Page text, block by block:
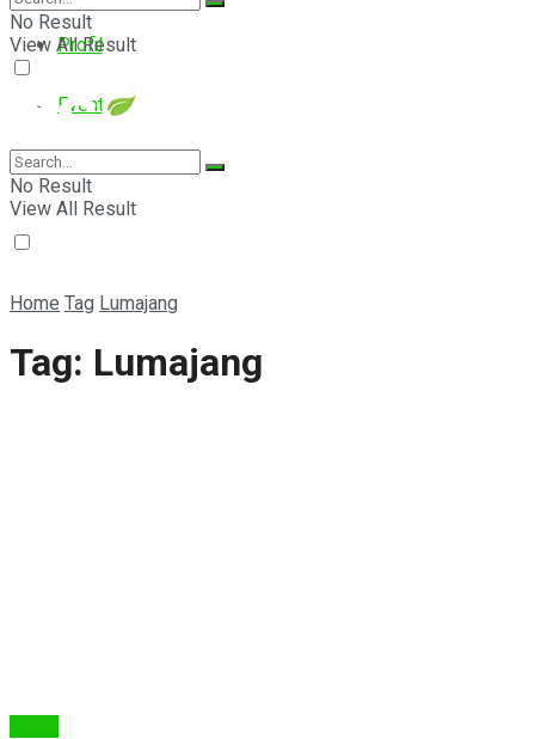
Profil
Event
E-Magazine
No Result
View All Result
No Result
View All Result
Home Tag Lumajang
Tag: Lumajang